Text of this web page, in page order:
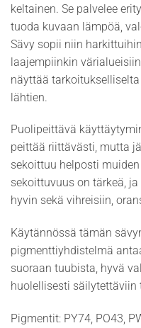
keltainen. Se palvelee
tuoda kuvaan lämpöä,
Sävy sopii niin
laajempiinkin
näyttää
lähtien.
Puolipeittävä
peittää riittävästi, mutta
sekoittuu helposti
sekoittuvuus on tärkeä,
hyvin sekä vihreisiin,
Käytännössä tämän
pigmenttiyhdistelmä
suoraan tuubista, hyvä
huolellisesti säilytettäviin
Pigmentit: PY74, PO43,